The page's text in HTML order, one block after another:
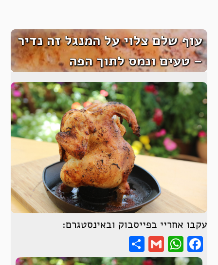
עוף שלם צלוי על המנגל זה נדיר
– טעים ונמס לתוך הפה
עקבו אחריי בפייסבוק ובאינסטגרם:
Facebook
WhatsApp
Gmail